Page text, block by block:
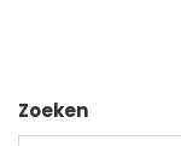
Zoeken